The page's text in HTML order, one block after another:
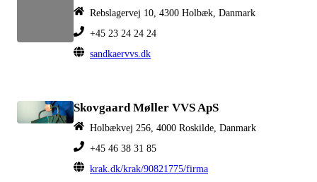
Rebslagervej 10, 4300 Holbæk, Danmark
+45 23 24 24 24
sandkaervvs.dk
Skovgaard Møller VVS ApS
Holbækvej 256, 4000 Roskilde, Danmark
+45 46 38 31 85
krak.dk/krak/90821775/firma